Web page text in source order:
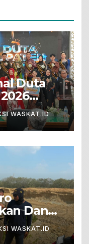
Duta
WASKAT.ID
Dan
Lahan
WASKAT.ID